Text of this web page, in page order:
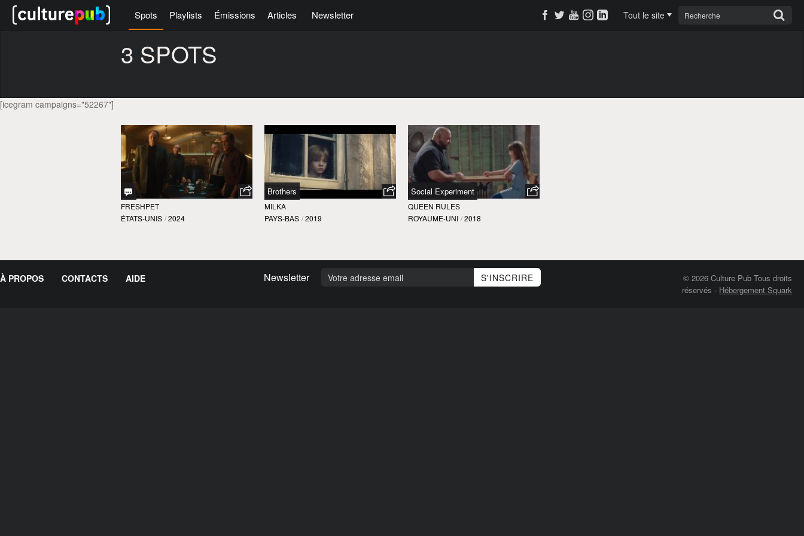
Spots Playlists Émissions Articles Newsletter Tout le site
3 SPOTS
[icegram campaigns="52267"]
FRESHPET
ÉTATS-UNIS / 2024
Brothers
MILKA
PAYS-BAS / 2019
Social Experiment
QUEEN RULES
ROYAUME-UNI / 2018
À PROPOS CONTACTS AIDE Newsletter
© 2026 Culture Pub Tous droits
réservés - Hébergement Squark